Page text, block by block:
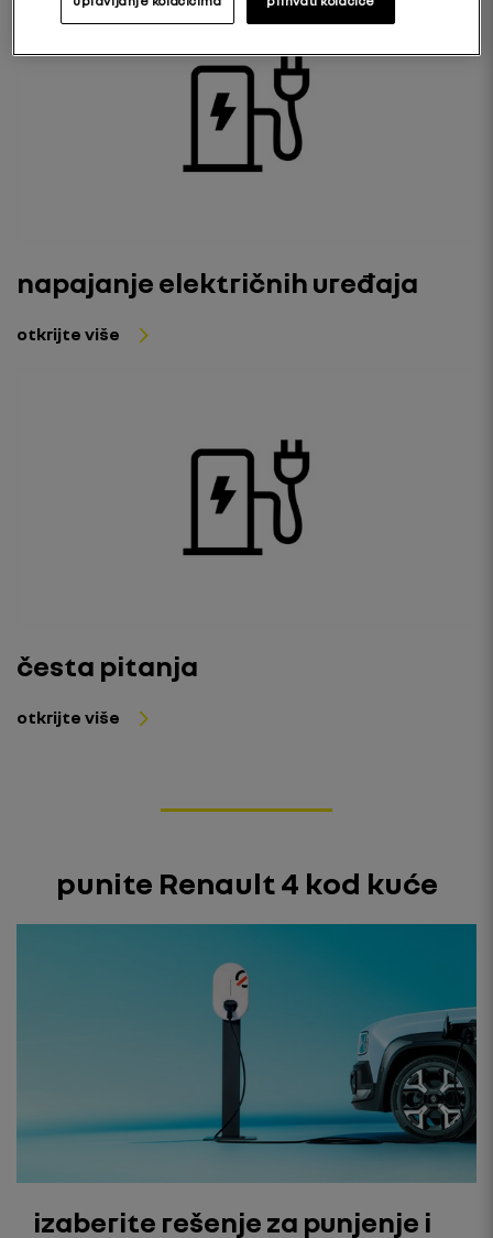
napajanje električnih uređaja
otkrijte više
česta pitanja
otkrijte više
punite Renault 4 kod kuće
izaberite rešenje za punjenje i